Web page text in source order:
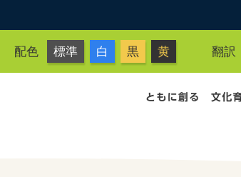
配色 標準 白 黒 黄 翻訳